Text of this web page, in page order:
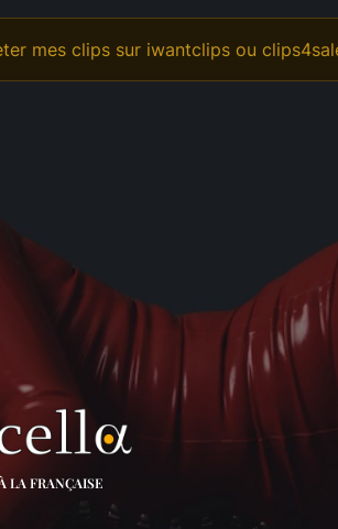
mes clips sur iwantclips ou
OnlyFans
LA FRANÇAISE